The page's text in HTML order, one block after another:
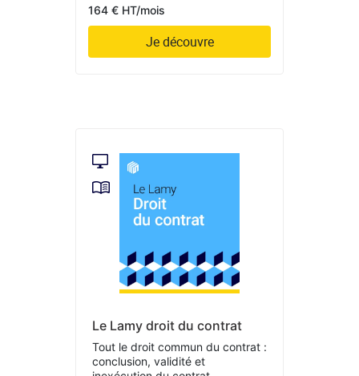
164 € HT/mois
Je découvre
Le Lamy droit du contrat
Tout le droit commun du contrat :
conclusion, validité et